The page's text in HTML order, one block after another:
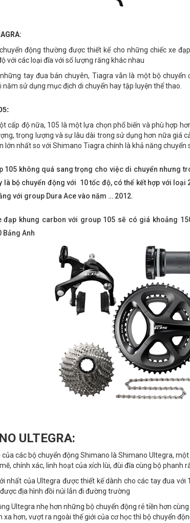
động thường được thiết kế cho những chiếc xe
với các loại đĩa với số lượng răng khác nhau
tay đua bán chuyên, Tiagra vẫn là một bộ
sử dụng mục địch di chuyển hay tập luyện thể thao.
cấp độ nữa, 105 là một lựa chọn phổ biến và phù hợp
trọng lượng và sự lâu dài trong sử dụng hơn nữa giá
lớn nhất so với Shimano Tiagra chính là khả năng chuyển
105 không quá sang trọng cho việc di chuyển nhưng
là bộ chuyển động với 10 tốc độ, có thể kết hợp với
với group Dura Ace vào năm … 2012.
đạp khung carbon với group 105 sẽ có giá khoảng
Bảng Anh
ULTEGRA:
của các bộ chuyển động Shimano là Shimano Ultegra,
chính xác, linh hoạt của xích lùi, đùi đĩa cùng bộ phanh
nhất của Ultegra được thiết kế dành cho các tay đua
địa hình đồi núi lẫn đi đường trường
Ultegra nhẹ hơn những bộ chuyển động rẻ tiền hơn
xa hơn, vượt ra ngoài thế giới của cơ học thì bộ chuyển